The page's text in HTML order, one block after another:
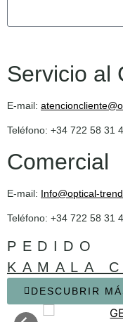
Servicio al
E-mail:
Teléfono: +34 722 58 31
Comercial
E-mail: Info@optical-
Teléfono: +34 722 58 31
PEDIDO
KAMALA
DESCUBRIR